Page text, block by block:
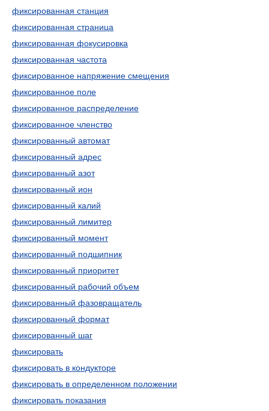
фиксированная станция
фиксированная страница
фиксированная фокусировка
фиксированная частота
фиксированное напряжение смещения
фиксированное поле
фиксированное распределение
фиксированное членство
фиксированный автомат
фиксированный адрес
фиксированный азот
фиксированный ион
фиксированный калий
фиксированный лимитер
фиксированный момент
фиксированный подшипник
фиксированный приоритет
фиксированный рабочий объем
фиксированный фазовращатель
фиксированный формат
фиксированный шаг
фиксировать
фиксировать в кондукторе
фиксировать в определенном положении
фиксировать показания